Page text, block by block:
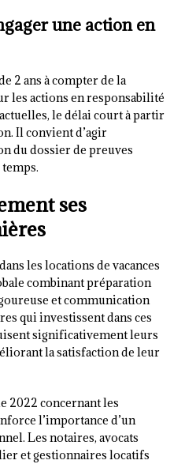
une action en
2 ans à compter de la
les actions en responsabilité
le délai court à partir
Il convient d’agir
du dossier de preuves
ses
les locations de vacances
combinant préparation
et communication
qui investissent dans ces
significativement leurs
la satisfaction de leur
2022 concernant les
l’importance d’un
Les notaires, avocats
et gestionnaires locatifs